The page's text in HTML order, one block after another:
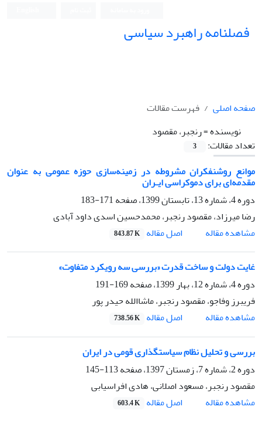
فصلنامه راهبرد سیاسی
صفحه اصلی
فهرست مقالات
نویسنده =رنجبر، مقصود
تعداد مقالات:
3
موانع روشنفکران مشروطه در زمینه‌سازی حوزه عمومی به عنوان
مقدمه‌ای برای دموکراسی ایـران
دوره 4، شماره 13، تابستان 1399، صفحه
171-183
رضا میرزاد، مقصود رنجبر، محمدحسین اسدی داود آبادی
مشاهده مقاله
اصل مقاله 843.87 K
غایت دولت و ساخت قدرت «بررسی سه رویکرد متفاوت»
دوره 4، شماره 12، بهار 1399، صفحه
169-191
فریبرز وفاجو، مقصود رنجبر، ماشاالله حیدر پور
مشاهده مقاله
اصل مقاله 738.56 K
بررسی و تحلیل نظام سیاستگذاری قومی در ایران
دوره 2، شماره 7، زمستان 1397، صفحه
113-145
مقصود رنجبر، مسعود اصلانی، هادی افراسیابی
مشاهده مقاله
اصل مقاله 603.4 K